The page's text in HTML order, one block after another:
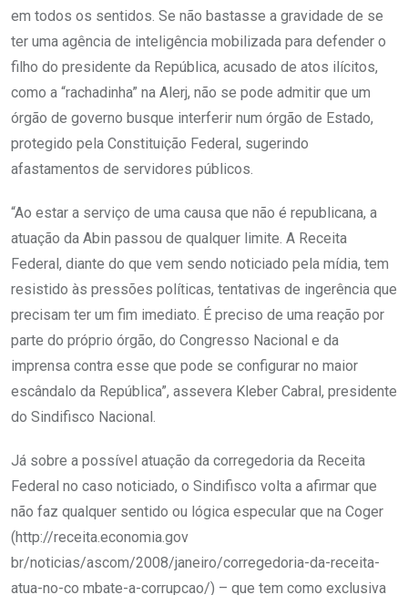
em todos os sentidos. Se não bastasse a gravidade de se
ter uma agência de inteligência mobilizada para defender o
filho do presidente da República, acusado de atos ilícitos,
como a “rachadinha” na Alerj, não se pode admitir que um
órgão de governo busque interferir num órgão de Estado,
protegido pela Constituição Federal, sugerindo
afastamentos de servidores públicos.
“Ao estar a serviço de uma causa que não é republicana, a
atuação da Abin passou de qualquer limite. A Receita
Federal, diante do que vem sendo noticiado pela mídia, tem
resistido às pressões políticas, tentativas de ingerência que
precisam ter um fim imediato. É preciso de uma reação por
parte do próprio órgão, do Congresso Nacional e da
imprensa contra esse que pode se configurar no maior
escândalo da República”, assevera Kleber Cabral, presidente
do Sindifisco Nacional.
Já sobre a possível atuação da corregedoria da Receita
Federal no caso noticiado, o Sindifisco volta a afirmar que
não faz qualquer sentido ou lógica especular que na Coger
(http://receita.economia.gov
br/noticias/ascom/2008/janeiro/corregedoria-da-receita-
atua-no-co mbate-a-corrupcao/) – que tem como exclusiva